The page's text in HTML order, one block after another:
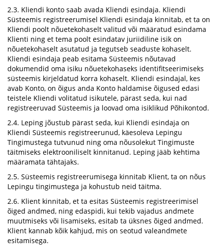
2.3. Kliendi konto saab avada Kliendi esindaja. Kliendi
Süsteemis registreerumisel Kliendi esindaja kinnitab, et ta on
Kliendi poolt nõuetekohaselt valitud või määratud esindama
Klienti ning et tema poolt esindatav juriidiline isik on
nõuetekohaselt asutatud ja tegutseb seaduste kohaselt.
Kliendi esindaja peab esitama Süsteemis nõutavad
dokumendid oma isiku nõuetekohaseks identifitseerimiseks
süsteemis kirjeldatud korra kohaselt. Kliendi esindajal, kes
avab Konto, on õigus anda Konto haldamise õigused edasi
teistele Kliendi volitatud isikutele, pärast seda, kui nad
registreeruvad Süsteemis ja loovad oma isiklikud Põhikontod.
2.4. Leping jõustub pärast seda, kui Kliendi esindaja on
Kliendi Süsteemis registreerunud, käesoleva Lepingu
Tingimustega tutvunud ning oma nõusolekut Tingimuste
täitmiseks elektrooniliselt kinnitanud. Leping jääb kehtima
määramata tähtajaks.
2.5. Süsteemis registreerumisega kinnitab Klient, ta on nõus
Lepingu tingimustega ja kohustub neid täitma.
2.6. Klient kinnitab, et ta esitas Süsteemis registreerimisel
õiged andmed, ning edaspidi, kui tekib vajadus andmete
muutmiseks või lisamiseks, esitab ta üksnes õiged andmed.
Klient kannab kõik kahjud, mis on seotud valeandmete
esitamisega.